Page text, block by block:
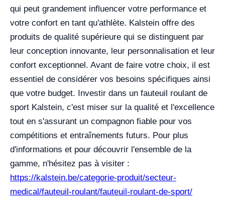
qui peut grandement influencer votre performance et
votre confort en tant qu'athlète. Kalstein offre des
produits de qualité supérieure qui se distinguent par
leur conception innovante, leur personnalisation et leur
confort exceptionnel. Avant de faire votre choix, il est
essentiel de considérer vos besoins spécifiques ainsi
que votre budget. Investir dans un fauteuil roulant de
sport Kalstein, c'est miser sur la qualité et l'excellence
tout en s'assurant un compagnon fiable pour vos
compétitions et entraînements futurs. Pour plus
d'informations et pour découvrir l'ensemble de la
gamme, n'hésitez pas à visiter :
https://kalstein.be/categorie-produit/secteur-
medical/fauteuil-roulant/fauteuil-roulant-de-sport/